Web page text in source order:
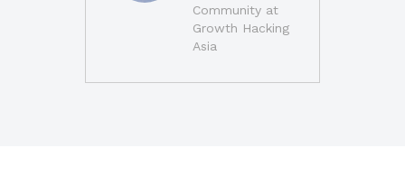
Community at
Growth Hacking
Asia